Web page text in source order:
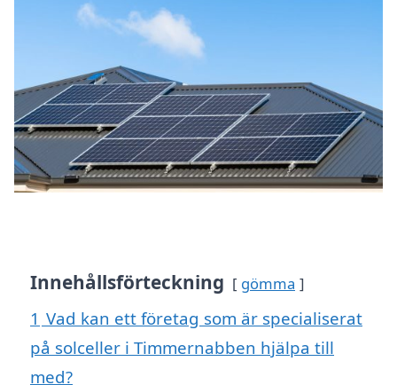
Innehållsförteckning gömma
1 Vad kan ett företag som är specialiserat
på solceller i Timmernabben hjälpa till
med?